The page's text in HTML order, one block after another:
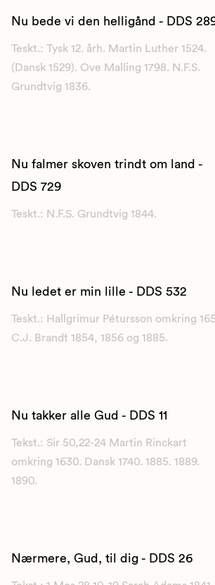
Nu bede vi den helligånd - DDS
Teskt.: Tysk 12. årh. Martin Luther 1524.
(Dansk 1529). Ove Malling 1798. N.F.S.
Grundtvig 1836.
Nu falmer skoven trindt om land -
DDS 729
Teskt.: N.F.S. Grundtvig 1844.
Nu ledet er min lille - DDS 532
Teskt.: Hallgrimur Pétursson omkring
C.J. Brandt 1854, 1856 og 1885.
Nu takker alle Gud - DDS 11
Tekst.: Sir 50,22-24 Martin Rinckart
omkring 1630. Dansk 1740. 1885. 1889.
1890.
Nærmere, Gud, til dig - DDS 26